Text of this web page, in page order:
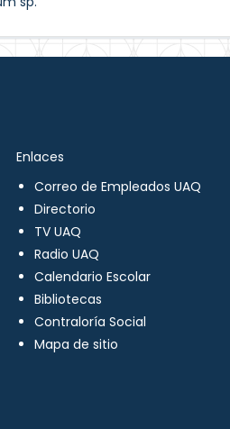
Enlaces
Correo de Empleados UAQ
Directorio
TV UAQ
Radio UAQ
Calendario Escolar
Bibliotecas
Contraloría Social
Mapa de sitio